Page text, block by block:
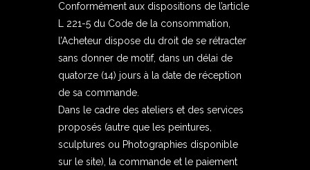
Conformément aux dispositions de l’article
L 221-5 du Code de la consommation,
l’Acheteur dispose du droit de se rétracter
sans donner de motif, dans un délai de
quatorze (14) jours à la date de réception
de sa commande.
Dans le cadre des ateliers et des services
proposés (autre que les peintures,
sculptures ou Photographies disponible
sur le site), la commande et le paiement